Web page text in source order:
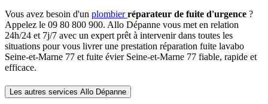
Vous avez besoin d'un plombier réparateur de fuite d'urgence ?
Appelez le 09 80 800 900. Allo Dépanne vous met en relation
24h/24 et 7j/7 avec un expert prêt à intervenir dans toutes les
situations pour vous livrer une prestation réparation fuite lavabo
Seine-et-Marne 77 et fuite évier Seine-et-Marne 77 fiable, rapide et
efficace.
Les autres services Allo Dépanne